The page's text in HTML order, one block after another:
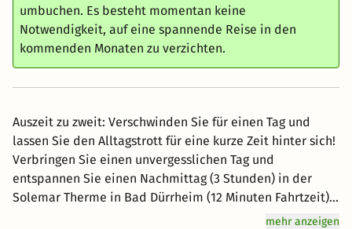
umbuchen. Es besteht momentan keine
Notwendigkeit, auf eine spannende Reise in den
kommenden Monaten zu verzichten.
Auszeit zu zweit: Verschwinden Sie für einen Tag und
lassen Sie den Alltagstrott für eine kurze Zeit hinter sich!
Verbringen Sie einen unvergesslichen Tag und
entspannen Sie einen Nachmittag (3 Stunden) in der
Solemar Therme in Bad Dürrheim (12 Minuten Fahrtzeit).
Danach genießen Sie einen Aperitif nach Wahl in der
mehr anzeigen